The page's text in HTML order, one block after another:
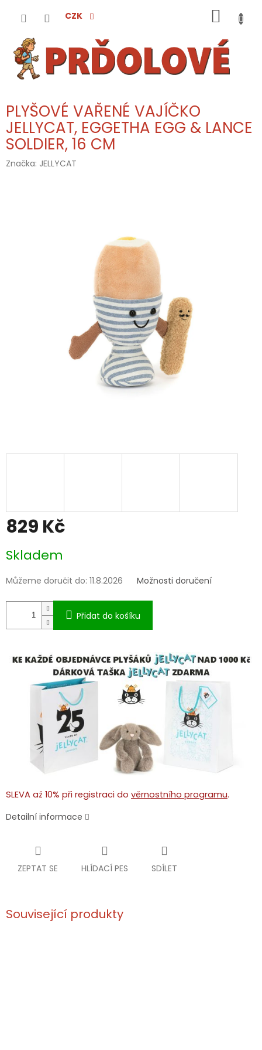
CZK
KOŠÍK
PLYŠOVÉ VAŘENÉ VAJÍČKO
JELLYCAT, EGGETHA EGG & LANCE
SOLDIER, 16 CM
Značka: JELLYCAT
829 Kč
cena:
Skladem
Můžeme doručit do: 11.8.2026 Možnosti doručení
Přidat do košíku
SLEVA až 10% při registraci do věrnostního programu.
Detailní informace
ZEPTAT SE HLÍDACÍ PES SDÍLET
Související produkty